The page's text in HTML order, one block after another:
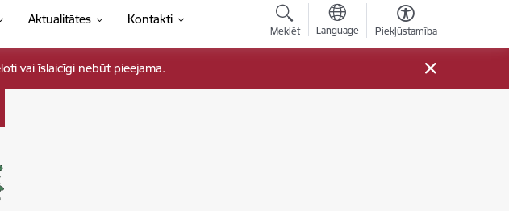
Aktualitātes Kontakti
Meklēt Language Piekļūstamība
vai īslaicīgi nebūt pieejama.